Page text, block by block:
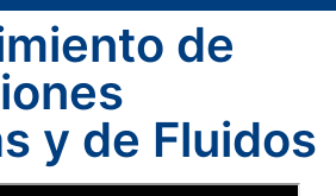
de
y de Fluidos